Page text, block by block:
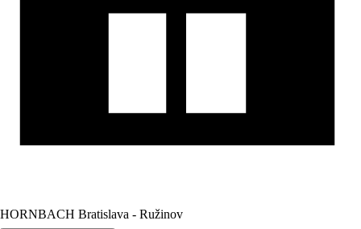
HORNBACH Bratislava - Ružinov